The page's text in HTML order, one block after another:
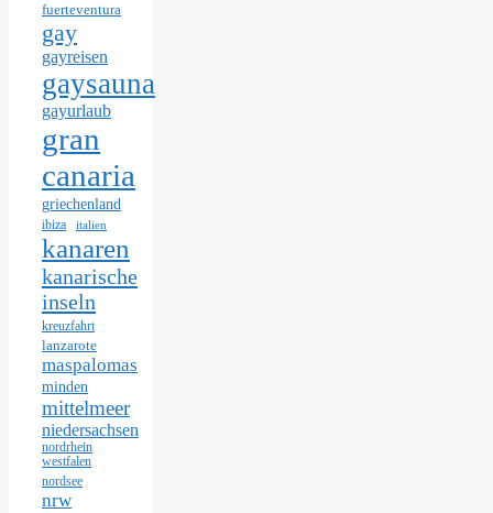
fuerteventura
gay
gayreisen
gaysauna
gayurlaub
gran
canaria
griechenland
ibiza italien
kanaren
kanarische
inseln
kreuzfahrt
lanzarote
maspalomas
minden
mittelmeer
niedersachsen
nordrhein
westfalen
nordsee
nrw